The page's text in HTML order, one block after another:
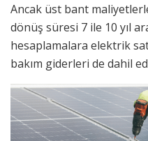
Ancak üst bant
dönüş süresi 7 ile 10 yıl
hesaplamalara elektrik
bakım giderleri de dahil